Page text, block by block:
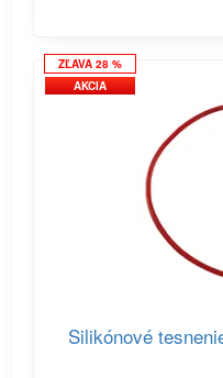
ZĽAVA 28 %
AKCIA
Silikónové